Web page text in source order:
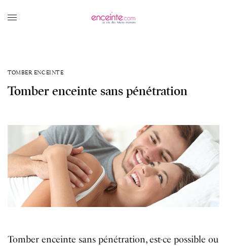
TOMBER ENCEINTE
Tomber enceinte sans pénétration
Tomber enceinte sans pénétration, est-ce possible ou